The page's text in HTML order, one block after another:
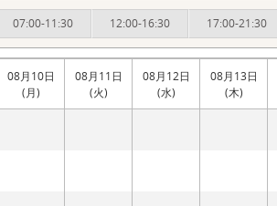
07:00-11:30 12:00-16:30 17:00-21:30
08月10日
(月)
08月11日
(火)
08月12日
(水)
08月13日
(木)